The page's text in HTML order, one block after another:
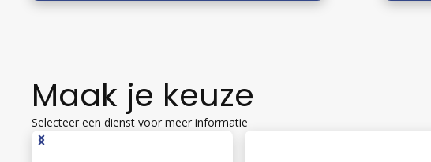
Maak je keuze
Selecteer een dienst voor meer informatie